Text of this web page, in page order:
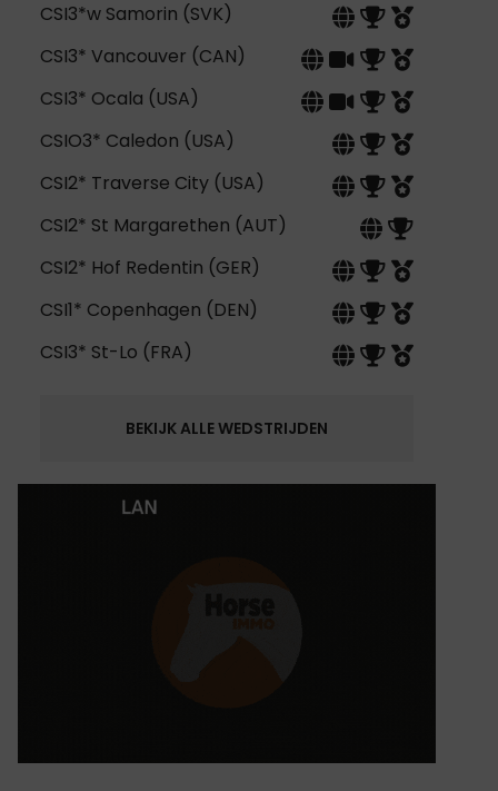
CSI3*w Samorin (SVK)
CSI3* Vancouver (CAN)
CSI3* Ocala (USA)
CSIO3* Caledon (USA)
CSI2* Traverse City (USA)
CSI2* St Margarethen (AUT)
CSI2* Hof Redentin (GER)
CSI1* Copenhagen (DEN)
CSI3* St-Lo (FRA)
BEKIJK ALLE WEDSTRIJDEN